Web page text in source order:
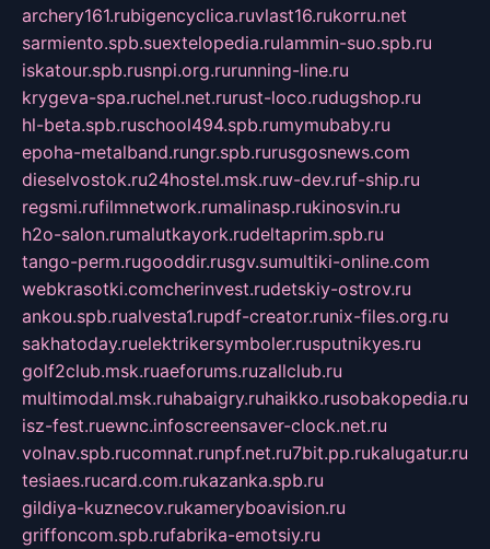
archery161.rubigencyclica.ruvlast16.rukorru.net
sarmiento.spb.suextelopedia.rulammin-suo.spb.ru
iskatour.spb.rusnpi.org.rurunning-line.ru
krygeva-spa.ruchel.net.rurust-loco.rudugshop.ru
hl-beta.spb.ruschool494.spb.rumymubaby.ru
epoha-metalband.rungr.spb.rurusgosnews.com
dieselvostok.ru24hostel.msk.ruw-dev.ruf-ship.ru
regsmi.rufilmnetwork.rumalinasp.rukinosvin.ru
h2o-salon.rumalutkayork.rudeltaprim.spb.ru
tango-perm.rugooddir.rusgv.sumultiki-online.com
webkrasotki.comcherinvest.rudetskiy-ostrov.ru
ankou.spb.rualvesta1.rupdf-creator.runix-files.org.ru
sakhatoday.ruelektrikersymboler.rusputnikyes.ru
golf2club.msk.ruaeforums.ruzallclub.ru
multimodal.msk.ruhabaigry.ruhaikko.rusobakopedia.ru
isz-fest.ruewnc.infoscreensaver-clock.net.ru
volnav.spb.rucomnat.runpf.net.ru7bit.pp.rukalugatur.ru
tesiaes.rucard.com.rukazanka.spb.ru
gildiya-kuznecov.rukameryboavision.ru
griffoncom.spb.rufabrika-emotsiy.ru